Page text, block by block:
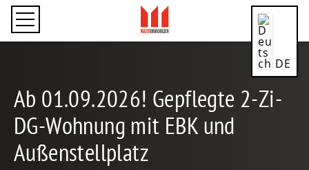
DE
Ab 01.09.2026! Gepflegte 2-Zi-
DG-Wohnung mit EBK und
Außenstellplatz